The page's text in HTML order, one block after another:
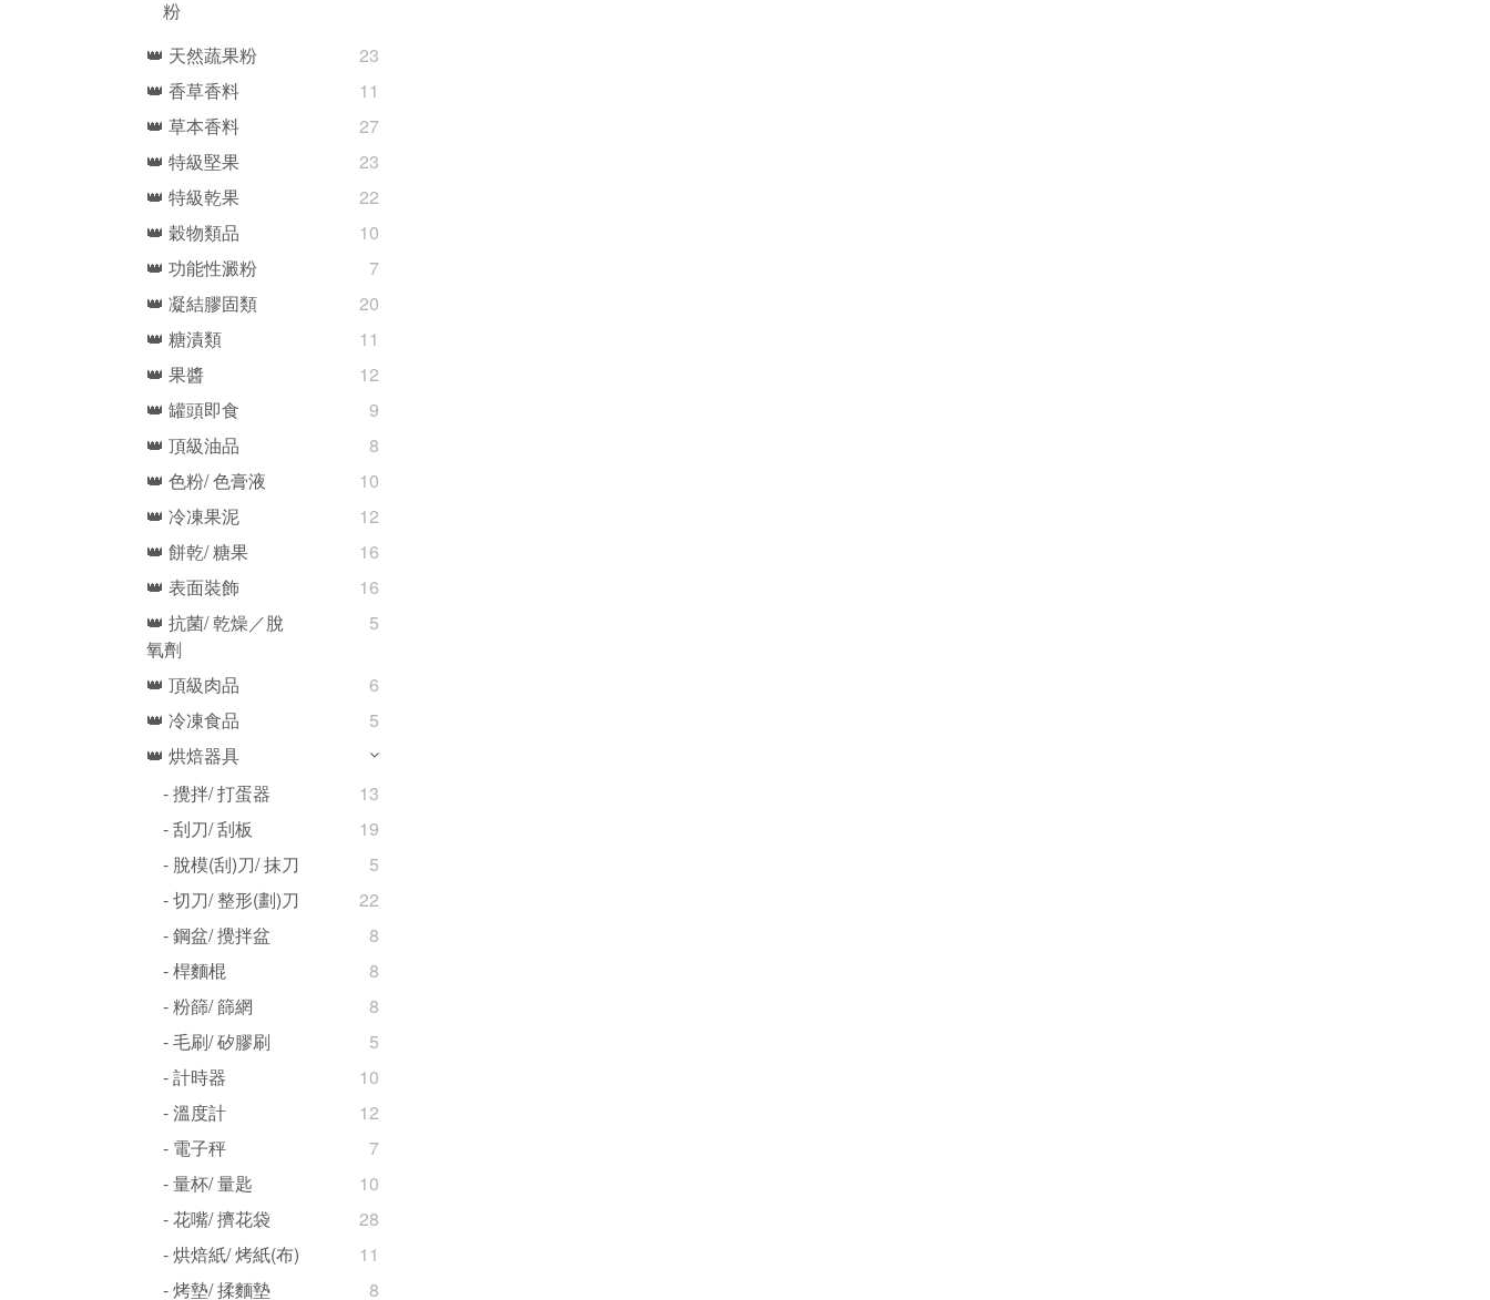
粉
👑 天然蔬果粉
23
👑 香草香料
11
👑 草本香料
27
👑 特級堅果
23
👑 特級乾果
22
👑 穀物類品
10
👑 功能性澱粉
7
👑 凝結膠固類
20
👑 糖漬類
11
👑 果醬
12
👑 罐頭即食
9
👑 頂級油品
8
👑 色粉/ 色膏液
10
👑 冷凍果泥
12
👑 餅乾/ 糖果
16
👑 表面裝飾
16
👑 抗菌/ 乾燥／脫
氧劑
5
👑 頂級肉品
6
👑 冷凍食品
5
👑 烘焙器具
- 攪拌/ 打蛋器
13
- 刮刀/ 刮板
19
- 脫模(刮)刀/ 抹刀
5
- 切刀/ 整形(劃)刀
22
- 鋼盆/ 攪拌盆
8
- 桿麵棍
8
- 粉篩/ 篩網
8
- 毛刷/ 矽膠刷
5
- 計時器
10
- 溫度計
12
- 電子秤
7
- 量杯/ 量匙
10
- 花嘴/ 擠花袋
28
- 烘焙紙/ 烤紙(布)
11
- 烤墊/ 揉麵墊
8